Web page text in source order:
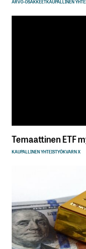
Temaattinen ETF
KAUPALLINEN YHTEISTYÖKVARN X